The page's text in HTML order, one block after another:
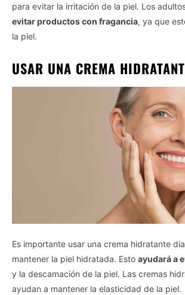
para evitar la irritación de la piel. Los
evitar productos con fragancia, ya que
la piel.
USAR UNA CREMA
Es importante usar una crema hidratante
mantener la piel hidratada. Esto ayudará a
y la descamación de la piel. Las cremas
ayudan a mantener la elasticidad de la piel.